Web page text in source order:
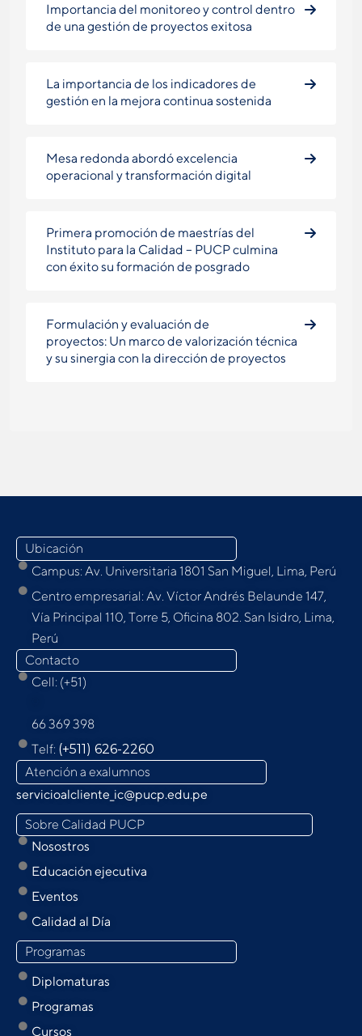
Importancia del monitoreo y control dentro
de una gestión de proyectos exitosa
La importancia de los indicadores de
gestión en la mejora continua sostenida
Mesa redonda abordó excelencia
operacional y transformación digital
Primera promoción de maestrías del
Instituto para la Calidad – PUCP culmina
con éxito su formación de posgrado
Formulación y evaluación de
proyectos: Un marco de valorización técnica
y su sinergia con la dirección de proyectos
Ubicación
Campus: Av. Universitaria 1801 San Miguel, Lima, Perú
Centro empresarial: Av. Víctor Andrés Belaunde 147,
Vía Principal 110, Torre 5, Oﬁcina 802. San Isidro, Lima,
Perú
Contacto
Cell: (+51)
66 369 398
Telf: (+511) 626-2260
Atención a exalumnos
servicioalcliente_ic@pucp.edu.pe
Sobre Calidad PUCP
Nosostros
Educación ejecutiva
Eventos
Calidad al Día
Programas
Diplomaturas
Programas
Cursos